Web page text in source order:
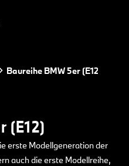
Baureihe BMW 5er (E12)
(E12)
erste Modellgeneration der
auch die erste Modellreihe,